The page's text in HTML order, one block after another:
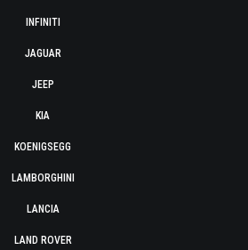
INFINITI
JAGUAR
JEEP
KIA
KOENIGSEGG
LAMBORGHINI
LANCIA
LAND ROVER